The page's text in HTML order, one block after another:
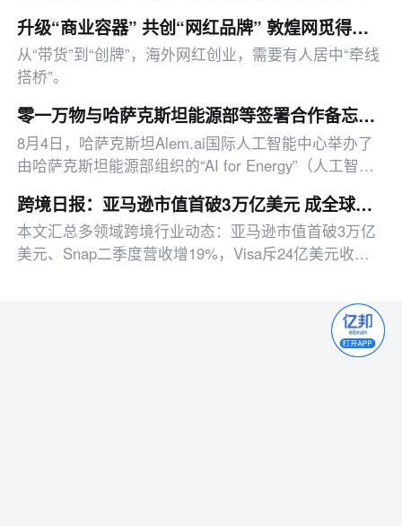
代低功耗半导体技术发展
升级“商业容器” 共创“网红品牌” 敦煌网觅得一条供应链出海的新路径
从“带货”到“创牌”，海外网红创业，需要有人居中“牵线
搭桥”。
零一万物与哈萨克斯坦能源部等签署合作备忘录 以AI智能体推动能源数智化｜FM 01.AI
8月4日，哈萨克斯坦Alem.ai国际人工智能中心举办了
由哈萨克斯坦能源部组织的“AI for Energy”（人工智能
与能源综合体中的实际应用。
跨境日报：亚马逊市值首破3万亿美元 成全球第五家达标企业
本文汇总多领域跨境行业动态：亚马逊市值首破3万亿
美元、Snap二季度营收增19%，Visa斥24亿美元收购